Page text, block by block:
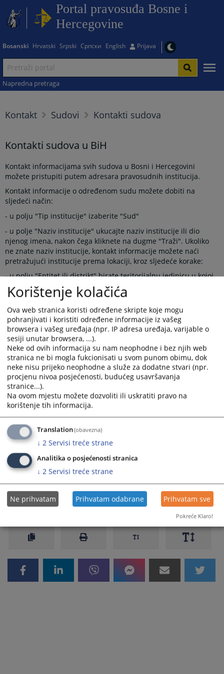
Portal pravosuđa Bosne i
Hercegovine
Bosanski Hrvatski Srpski Српски English Prijava
Napredna pretraga
Kontakt Sudovi Kontakti sudova
Kontakti sudova u BiH
Kontakt informacijama svih sudova u Bosni i Hercegovini
možete pristupiti putem adresara pravosudnih institucija.
Kontakt informacije o određenom sudu možete dobiti na
sljedeći način:
- u polju "Tip institucije" izaberite "Sud"
- u polje "Naziv institucije" ukucajte naziv institucije ili dio
njenog imena, nakon čega kliknete na dugme "Traži". Ukoliko
ne znate naziv institucije, kontakt informacije možete naći
pretražujući institucije prema lokaciji, kroz sljedeće korake:
- u polju "Entitet ili distrikt" birate teritorijalnu jedinicu u kojoj
se sud, čije kontakt podatke tražite, nalazi. Nakon tog koraka,
otvoriće se polje kanton, odnosno grad u kom trebate izabrati
lokaciju na kojoj se sud nalazi i zatim kliknuti dugme "Traži".
Nakon ove akcije dobićete jednu ili više institucija koje
odgovaraju uslovima pretrage.
Podaci adresara pravosudnih institucija se održavaju
centralizovano. Ukoliko imate saznanja o promjeni kontakt
podataka za institucije iz adresara, molimo kontaktirajte Web
uredništvo putem adrese:weburednistvo@pravosudje.ba
Adresar je dostupan putem linka prikazanog u okviru desnog
menija.
Prikazana vijest je na: Bosanski jezik
Linkovi
Adresar pravosudnih institucija
21763PREGLEDA
Korištenje kolačića
Ova web stranica koristi određene skripte koje mogu
pohranjivati i koristiti određene informacije iz vašeg
browsera i vašeg uređaja (npr. IP adresa uređaja, varijable o
sesiji unutar browsera, ...).
Neke od ovih informacija su nam neophodne i bez njih web
stranica ne bi mogla fukcionisati u svom punom obimu, dok
neke nisu prijeko neophodne a služe za dodatne stvari (npr.
procjenu nivoa posjećenosti, budućeg usavršavanja
stranice...).
Na ovom mjestu možete dozvoliti ili uskratiti pravo na
korištenje tih informacija.
Translation(obavezna)
↓ 2 Servisi treće strane
Analitika o posjećenosti stranica
↓ 2 Servisi treće strane
Ne prihvatam Prihvatam odabrane Prihvatam sve
Pokreće Klaro!